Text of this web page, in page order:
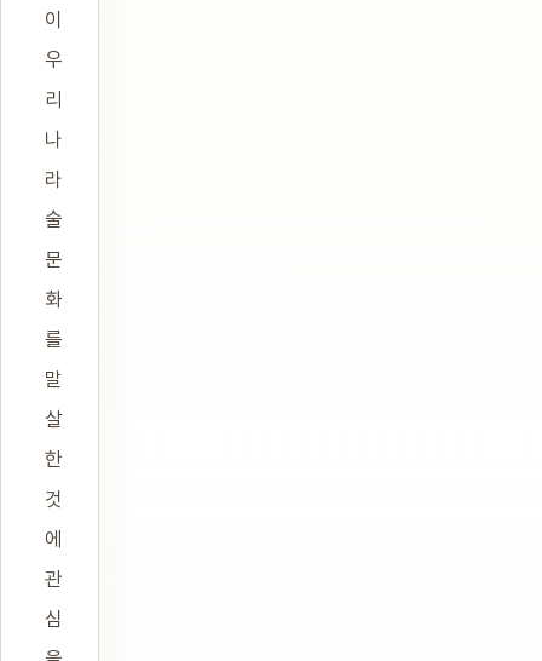
이
우
리
나
라
술
문
화
를
말
살
한
것
에
관
심